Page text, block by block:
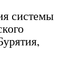
системы